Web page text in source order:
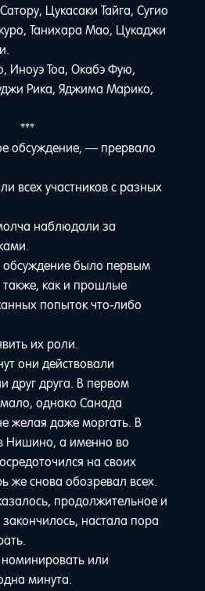
Цукасаки Тайга, Сугио
Танихара Мао, Цукаджи
Иноуэ Тоа, Окабэ Фую,
Рика, Яджима Марико,
***
обсуждение, — прервало
всех участников с разных
наблюдали за
обсуждение было первым
как и прошлые
попыток что-либо
их роли.
они действовали
друг друга. В первом
однако Санада
желая даже моргать. В
Нишино, а именно во
на своих
же снова обозревал всех.
продолжительное и
закончилось, настала пора
или
минута.